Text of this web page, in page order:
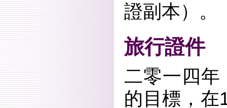
證副本）。
旅行證件
二零一四年
的目標，在